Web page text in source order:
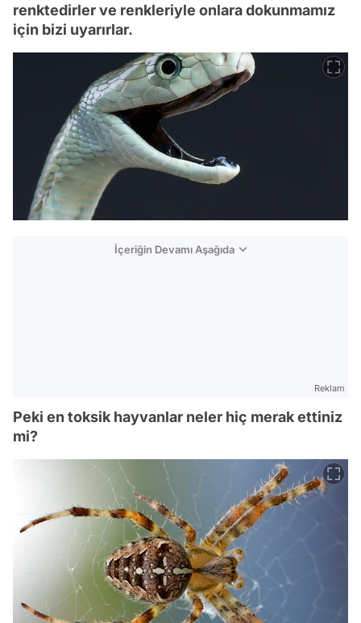
renktedirler ve renkleriyle onlara dokunmamız
için bizi uyarırlar.
İçeriğin Devamı Aşağıda
Reklam
Peki en toksik hayvanlar neler hiç merak ettiniz
mi?